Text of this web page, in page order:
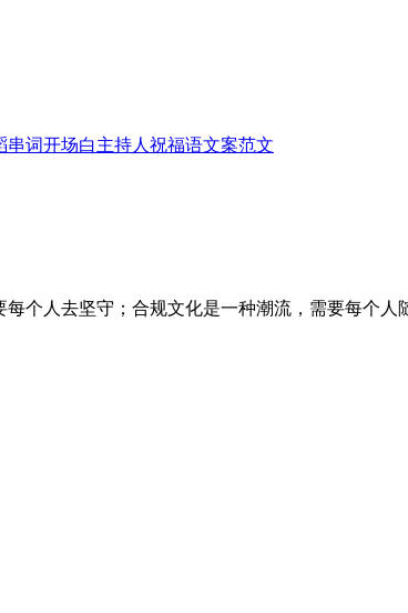
串词开场白主持人 祝福语文案范文
个人去坚守；合规文化是一种潮流，需要每个人